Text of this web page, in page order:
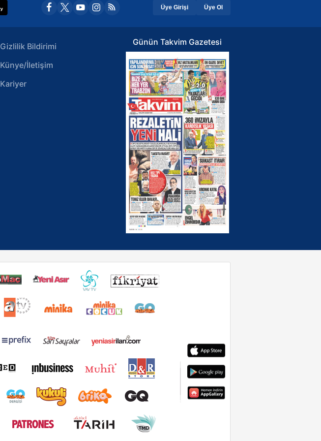
Üye Girişi Üye Ol
Gizlilik Bildirimi
Künye/İletişim
Kariyer
Günün Takvim Gazetesi